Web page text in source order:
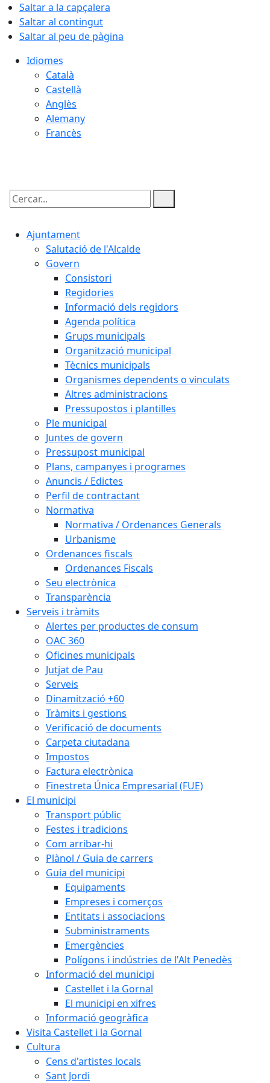
Saltar a la capçalera
Saltar al contingut
Saltar al peu de pàgina
Idiomes
Català
Castellà
Anglès
Alemany
Francès
Cercar:
Ajuntament
Salutació de l'Alcalde
Govern
Consistori
Regidories
Informació dels regidors
Agenda política
Grups municipals
Organització municipal
Tècnics municipals
Organismes dependents o vinculats
Altres administracions
Pressupostos i plantilles
Ple municipal
Juntes de govern
Pressupost municipal
Plans, campanyes i programes
Anuncis / Edictes
Perfil de contractant
Normativa
Normativa / Ordenances Generals
Urbanisme
Ordenances fiscals
Ordenances Fiscals
Seu electrònica
Transparència
Serveis i tràmits
Alertes per productes de consum
OAC 360
Oficines municipals
Jutjat de Pau
Serveis
Dinamització +60
Tràmits i gestions
Verificació de documents
Carpeta ciutadana
Impostos
Factura electrònica
Finestreta Única Empresarial (FUE)
El municipi
Transport públic
Festes i tradicions
Com arribar-hi
Plànol / Guia de carrers
Guia del municipi
Equipaments
Empreses i comerços
Entitats i associacions
Subministraments
Emergències
Polígons i indústries de l'Alt Penedès
Informació del municipi
Castellet i la Gornal
El municipi en xifres
Informació geogràfica
Visita Castellet i la Gornal
Cultura
Cens d'artistes locals
Sant Jordi